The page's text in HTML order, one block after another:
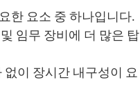
한 요소 중 하나입니다.
임무 장비에 더 많은 탑
없이 장시간 내구성이 요